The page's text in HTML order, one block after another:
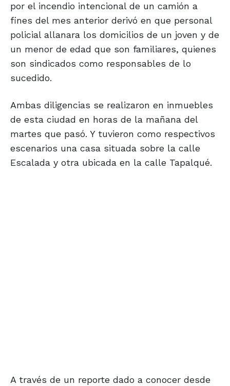
por el incendio intencional de un camión a
fines del mes anterior derivó en que personal
policial allanara los domicilios de un joven y de
un menor de edad que son familiares, quienes
son sindicados como responsables de lo
sucedido.
Ambas diligencias se realizaron en inmuebles
de esta ciudad en horas de la mañana del
martes que pasó. Y tuvieron como respectivos
escenarios una casa situada sobre la calle
Escalada y otra ubicada en la calle Tapalqué.
A través de un reporte dado a conocer desde